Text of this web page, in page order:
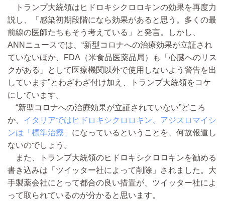
トランプ大統領はヒドロキシクロロキンの効果を再度力
説し、「感染初期段階になら効果があると思う。多くの最
前線の医師たちもそう考えている」と発言。しかし、
ANNニュースでは、“新型コロナへの治療効果が立証され
ていないほか、FDA（米食品医薬品局）も「心臓へのリス
クがある」として医療機関以外で使用しないよう警告を出
しています”とわざわざ付け加え、トランプ大統領をコケ
にしています。
“新型コロナへの治療効果が立証されていない”どころ
か、 イタリアではヒドロキシクロロキン、アジスロマイシ
ンは「標準治療」 になっているということを、何故報道し
ないのでしょう。
また、トランプ大統領のヒドロキシクロロキンを勧める
書き込みは「ツイッター社によって削除」されました。大
手製薬会社にとって都合の良い措置が、ツイッター社によ
って取られているのが分かると思います。